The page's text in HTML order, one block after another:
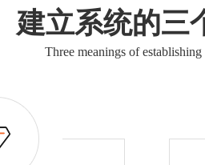
建立系统的三
Three meanings of establishing